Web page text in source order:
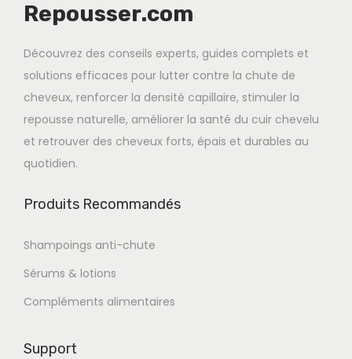
Repousser.com
Découvrez des conseils experts, guides complets et
solutions efficaces pour lutter contre la chute de
cheveux, renforcer la densité capillaire, stimuler la
repousse naturelle, améliorer la santé du cuir chevelu
et retrouver des cheveux forts, épais et durables au
quotidien.
Produits Recommandés
Shampoings anti-chute
Sérums & lotions
Compléments alimentaires
Support